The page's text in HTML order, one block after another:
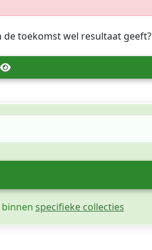
toekomst wel resultaat geeft?
specifieke collecties